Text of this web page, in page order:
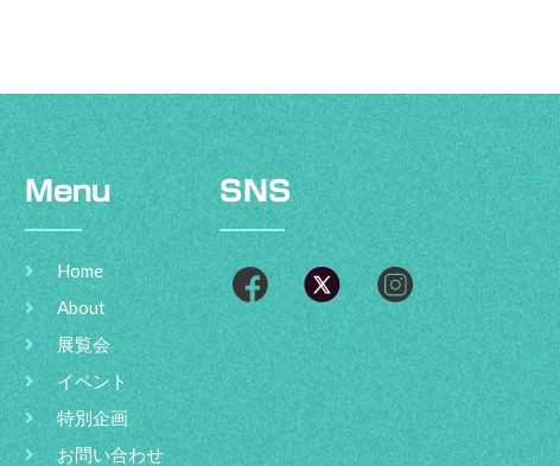
Menu
Home
About
展覧会
イベント
特別企画
お問い合わせ
SNS